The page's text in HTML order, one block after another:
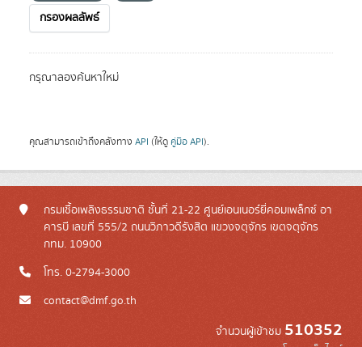
กรองผลลัพธ์
กรุณาลองค้นหาใหม่
คุณสามารถเข้าถึงคลังทาง API (ให้ดู คู่มือ API).
กรมเชื้อเพลิงธรรมชาติ ชั้นที่ 21-22 ศูนย์เอนเนอร์ยี่คอมเพล็กซ์ อา
คารบี เลขที่ 555/2 ถนนวิภาวดีรังสิต แขวงจตุจักร เขตจตุจักร
กทม. 10900
โทร. 0-2794-3000
contact@dmf.go.th
จำนวนผู้เข้าชม 510352